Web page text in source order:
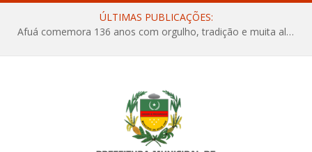
ÚLTIMAS PUBLICAÇÕES:
Afuá comemora 136 anos com orgulho, tradição e muita alegria na Quadra Dr. Nelson Salomão